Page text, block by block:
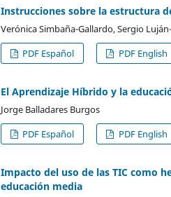
Instrucciones sobre la estructura
Verónica Simbaña-Gallardo, Sergio
PDF Español
PDF English
El Aprendizaje Híbrido y la
Jorge Balladares Burgos
PDF Español
PDF English
Impacto del uso de las TIC como
educación media